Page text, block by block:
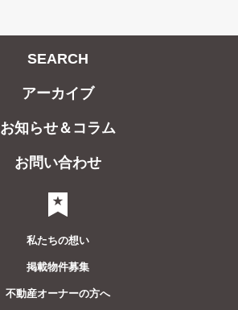
SEARCH
アーカイブ
お知らせ＆コラム
お問い合わせ
私たちの想い
掲載物件募集
不動産オーナーの方へ